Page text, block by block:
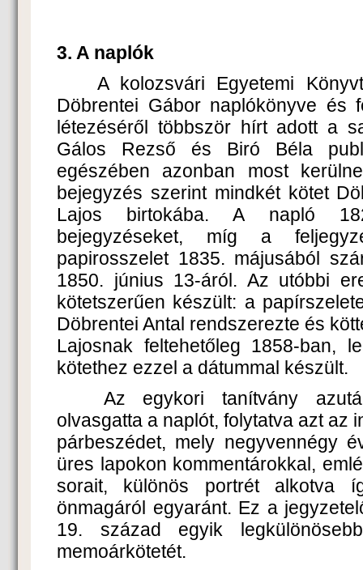
3. A naplók
A kolozsvári Egyetemi
Döbrentei Gábor naplókönyve és
létezéséről többször hírt adott a
Gálos Rezső és Biró Béla
egészében azonban most
bejegyzés szerint mindkét kötet
Lajos birtokába. A napló
bejegyzéseket, míg a
papirosszelet 1835. májusából
1850. június 13-áról. Az utóbbi
kötetszerűen készült: a
Döbrentei Antal rendszerezte és
Lajosnak feltehetőleg 1858-ban,
kötethez ezzel a dátummal készült.
Az egykori tanítvány
olvasgatta a naplót, folytatva azt az
párbeszédet, mely negyvennégy
üres lapokon kommentárokkal,
sorait, különös portrét alkotva
önmagáról egyaránt. Ez a
19. század egyik
memoárkötetét.